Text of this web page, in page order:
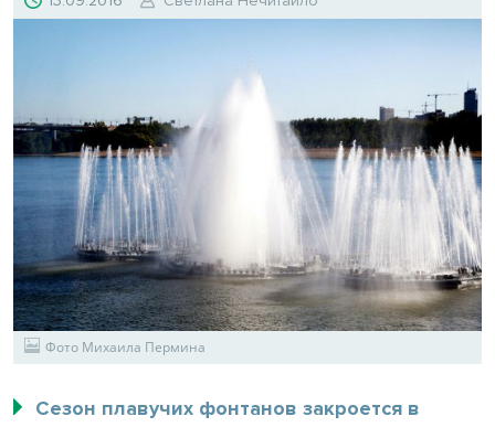
Фото Михаила Пермина
Сезон плавучих фонтанов закроется в